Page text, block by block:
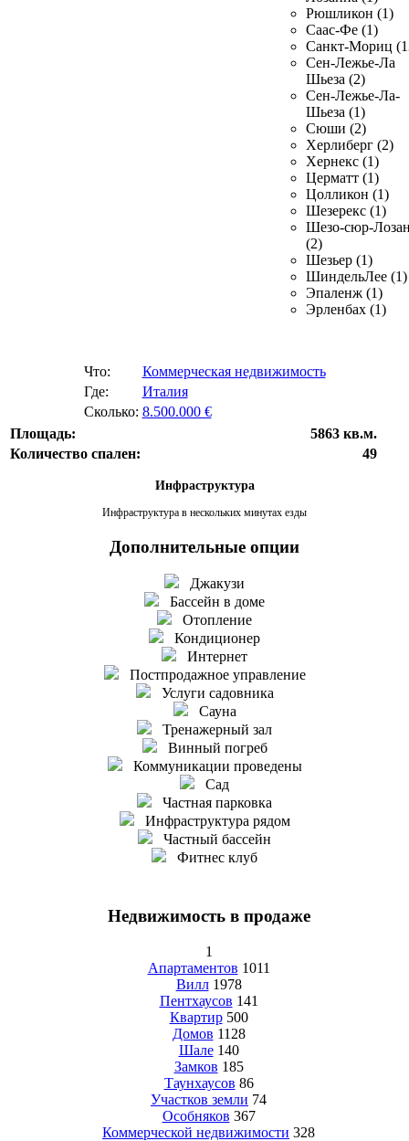
Рюшликон (1)
Саас-Фе (1)
Санкт-Мориц
Сен-Лежье-Ла
Шьеза (2)
Сен-Лежье-Ла-
Шьеза (1)
Сюши (2)
Херлиберг (2)
Хернекс (1)
Церматт (1)
Цолликон (1)
Шезерекс (1)
Шезо-сюр-
(2)
Шезьер (1)
ШиндельЛее (1)
Эпаленж (1)
Эрленбах (1)
Что:
Коммерческая недвижимость
Где:
Италия
Сколько: 8.500.000 €
Площадь:
5863 кв.м.
Количество спален:
49
Инфраструктура
Инфраструктура в нескольких минутах езды
Дополнительные опции
Джакузи
Бассейн в доме
Отопление
Кондиционер
Интернет
Постпродажное управление
Услуги садовника
Сауна
Тренажерный зал
Винный погреб
Коммуникации проведены
Сад
Частная парковка
Инфраструктура рядом
Частный бассейн
Фитнес клуб
Недвижимость в продаже
1
Апартаментов 1011
Вилл 1978
Пентхаусов 141
Квартир 500
Домов 1128
Шале 140
Замков 185
Таунхаусов 86
Участков земли 74
Особняков 367
Коммерческой недвижимости 328